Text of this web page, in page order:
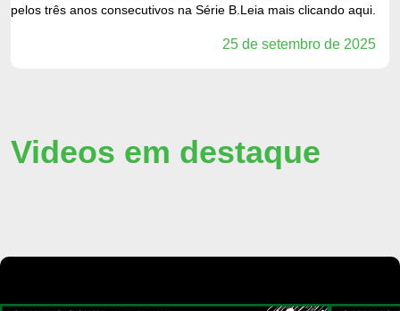
pelos três anos consecutivos na Série B.Leia mais clicando aqui.
25 de setembro de 2025
Videos em destaque